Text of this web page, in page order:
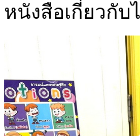
หนังสือเกี่ยวกับ